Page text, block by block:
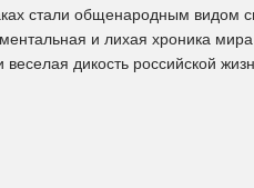
стали общенародным видом
и лихая хроника
дикость российской